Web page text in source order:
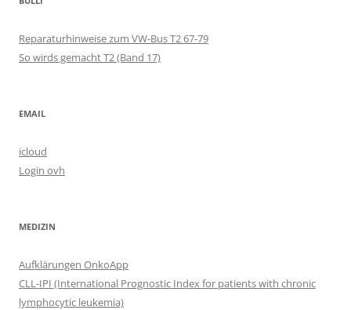
Reparaturhinweise zum VW-Bus T2 67-79
So wirds gemacht T2 (Band 17)
EMAIL
icloud
Login ovh
MEDIZIN
Aufklärungen OnkoApp
CLL-IPI (International Prognostic Index for patients with chronic
lymphocytic leukemia)